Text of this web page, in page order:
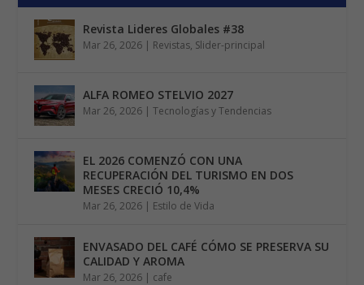
Revista Lideres Globales #38
Mar 26, 2026 | Revistas, Slider-principal
ALFA ROMEO STELVIO 2027
Mar 26, 2026 |Tecnologías y Tendencias
EL 2026 COMENZÓ CON UNA
RECUPERACIÓN DEL TURISMO EN DOS
MESES CRECIÓ 10,4%
Mar 26, 2026 | Estilo de Vida
ENVASADO DEL CAFÉ CÓMO SE PRESERVA SU
CALIDAD Y AROMA
Mar 26, 2026 | cafe